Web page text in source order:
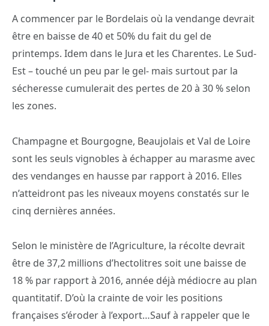
A commencer par le Bordelais où la vendange devrait
être en baisse de 40 et 50% du fait du gel de
printemps. Idem dans le Jura et les Charentes. Le Sud-
Est – touché un peu par le gel- mais surtout par la
sécheresse cumulerait des pertes de 20 à 30 % selon
les zones.
Champagne et Bourgogne, Beaujolais et Val de Loire
sont les seuls vignobles à échapper au marasme avec
des vendanges en hausse par rapport à 2016. Elles
n’atteidront pas les niveaux moyens constatés sur le
cinq dernières années.
Selon le ministère de l’Agriculture, la récolte devrait
être de 37,2 millions d’hectolitres soit une baisse de
18 % par rapport à 2016, année déjà médiocre au plan
quantitatif. D’où la crainte de voir les positions
françaises s’éroder à l’export…Sauf à rappeler que le